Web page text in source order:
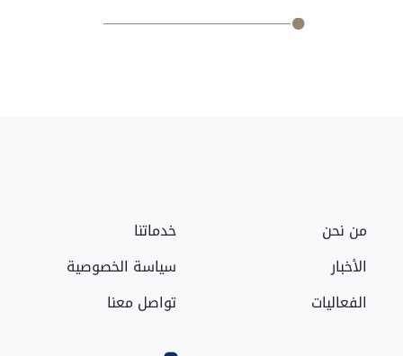
من نحن
الأخبار
الفعاليات
خدماتنا
سياسة الخصوصية
تواصل معنا